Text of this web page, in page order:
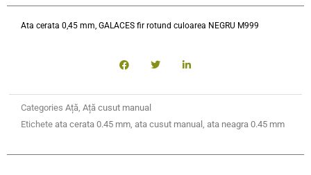
Ata cerata 0,45 mm, GALACES fir rotund culoarea NEGRU M999
Categories Ață, Ață cusut manual
Etichete ata cerata 0.45 mm, ata cusut manual , ata neagra 0.45 mm